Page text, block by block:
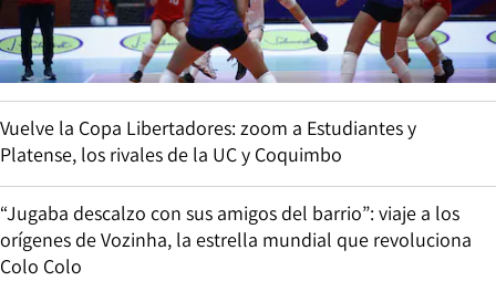
Vuelve la Copa Libertadores: zoom a Estudiantes y
Platense, los rivales de la UC y Coquimbo
“Jugaba descalzo con sus amigos del barrio”: viaje a los
orígenes de Vozinha, la estrella mundial que revoluciona
Colo Colo